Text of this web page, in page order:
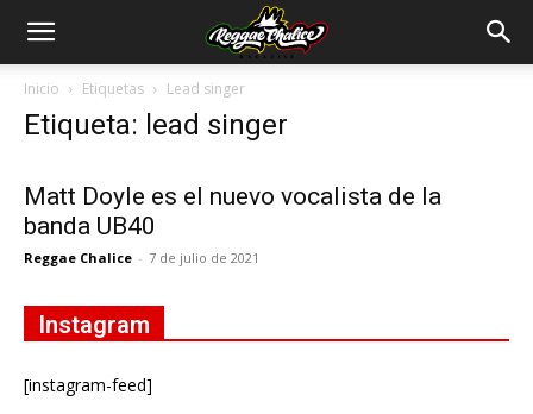
Inicio Etiquetas Lead singer
Etiqueta: lead singer
Matt Doyle es el nuevo vocalista de la
banda UB40
Reggae Chalice - 7 de julio de 2021
Instagram
[instagram-feed]